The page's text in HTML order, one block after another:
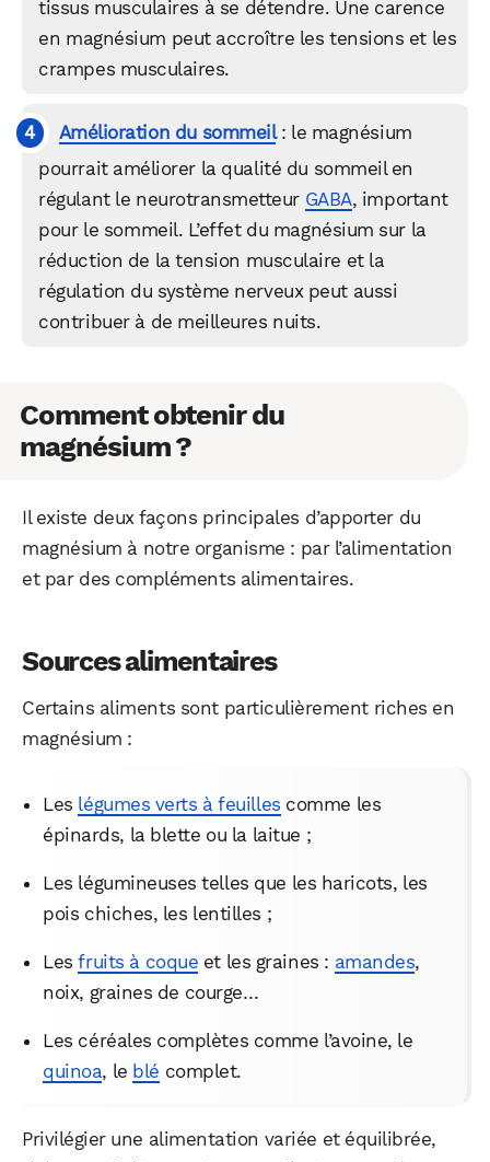
tissus musculaires à se détendre. Une carence
en magnésium peut accroître les tensions et les
crampes musculaires.
Amélioration du sommeil: le magnésium
pourrait améliorer la qualité du sommeil en
régulant le neurotransmetteur GABA, important
pour le sommeil. L’effet du magnésium sur la
réduction de la tension musculaire et la
régulation du système nerveux peut aussi
contribuer à de meilleures nuits.
Comment obtenir du
magnésium ?
Il existe deux façons principales d’apporter du
magnésium à notre organisme : par l’alimentation
et par des compléments alimentaires.
Sources alimentaires
Certains aliments sont particulièrement riches en
magnésium :
Les légumes verts à feuilles comme les
épinards, la blette ou la laitue ;
Les légumineuses telles que les haricots, les
pois chiches, les lentilles ;
Lesfruits à coque et les graines : amandes,
noix, graines de courge…
Les céréales complètes comme l’avoine, le
quinoa, le blé complet.
Privilégier une alimentation variée et équilibrée,